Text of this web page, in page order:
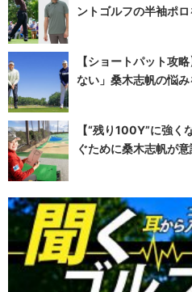
ントゴルフの半袖ポ
【ショートパット攻
ない」桑木志帆の悩
【“残り100Y”に強
ぐために桑木志帆が